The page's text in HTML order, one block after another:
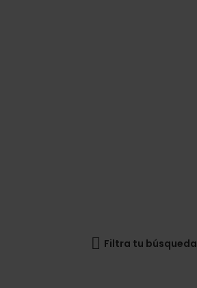
Filtra tu búsqueda